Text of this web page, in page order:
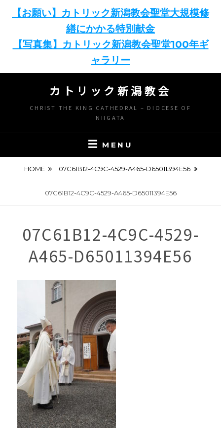
【お願い】カトリック新潟教会聖堂大規模修
繕にかかる特別献金
【写真集】カトリック新潟教会聖堂100年ギ
ャラリー
content
カトリック新潟教会
CHRIST THE KING CATHEDRAL – DIOCESE OF
NIIGATA
MENU
HOME 07C61B12-4C9C-4529-A465-D65011394E56
07C61B12-4C9C-4529-A465-D65011394E56
07C61B12-4C9C-4529-
A465-D65011394E56